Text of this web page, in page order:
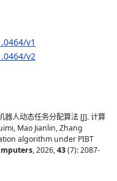
v1
v2
器人动态任务分配算法 [J]. 计算
Mao Jianlin, Zhang
algorithm under PIBT
, 2026,43(7): 2087-